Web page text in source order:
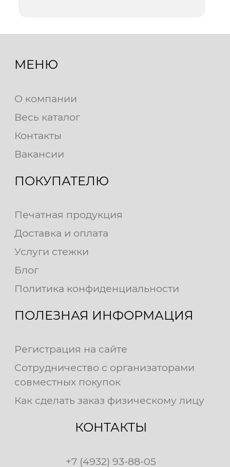
МЕНЮ
О компании
Весь каталог
Контакты
Вакансии
ПОКУПАТЕЛЮ
Печатная продукция
Доставка и оплата
Услуги стежки
Блог
Политика конфиденциальности
ПОЛЕЗНАЯ ИНФОРМАЦИЯ
Регистрация на сайте
Сотрудничество с организаторами
совместных покупок
Как сделать заказ физическому лицу
КОНТАКТЫ
+7 (4932) 93-88-05